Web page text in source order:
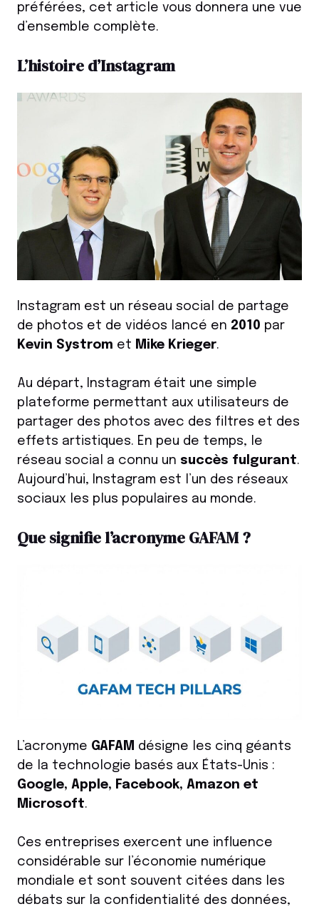
préférées, cet article vous donnera une vue
d’ensemble complète.
L’histoire d’Instagram
Instagram est un réseau social de partage
de photos et de vidéos lancé en 2010 par
Kevin Systrom et Mike Krieger.
Au départ, Instagram était une simple
plateforme permettant aux utilisateurs de
partager des photos avec des filtres et des
effets artistiques. En peu de temps, le
réseau social a connu un succès fulgurant.
Aujourd’hui, Instagram est l’un des réseaux
sociaux les plus populaires au monde.
Que signifie l’acronyme GAFAM ?
L’acronyme GAFAM désigne les cinq géants
de la technologie basés aux États-Unis :
Google, Apple, Facebook, Amazon et
Microsoft.
Ces entreprises exercent une influence
considérable sur l’économie numérique
mondiale et sont souvent citées dans les
débats sur la confidentialité des données,